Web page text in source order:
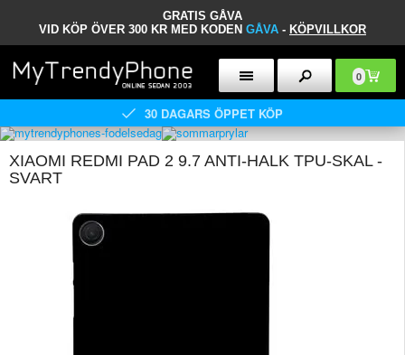
GRATIS GÅVA
VID KÖP ÖVER 300 KR MED KODEN GÅVA - KÖPVILLKOR
0
30 DAGARS ÖPPET KÖP
XIAOMI REDMI PAD 2 9.7 ANTI-HALK TPU-SKAL -
SVART